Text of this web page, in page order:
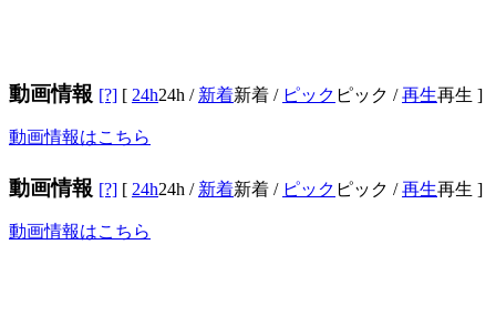
動画情報 [?] [ 24h24h / 新着新着 / ピック ピック /再生再生 ]
動画情報はこちら
動画情報 [?] [ 24h24h / 新着新着 / ピック ピック /再生再生 ]
動画情報はこちら